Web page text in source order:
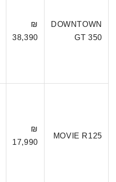
DOWNTOWN
GT 350
₪
38,390
MOVIE R125
₪
17,990